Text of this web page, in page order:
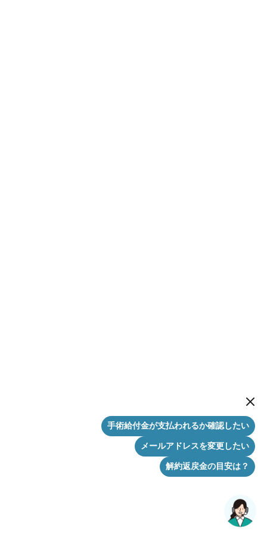
New
手術給付金が支払われるか確認したい
メールアドレスを変更したい
解約返戻金の目安は？